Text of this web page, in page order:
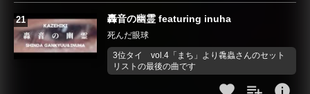
轟音の幽霊 featuring inuha
死んだ眼球
3位タイ vol.4「まち」より毳蟲さんのセット
リストの最後の曲です